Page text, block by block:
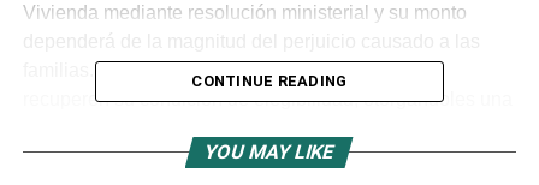
Vivienda mediante resolución ministerial y su monto
familias. Además, permitirá que los beneficiarios
recuperen su condición de elegibilidad, otorgándoles una
en cualquiera de sus modalidades.
CONTINUE READING
YOU MAY LIKE